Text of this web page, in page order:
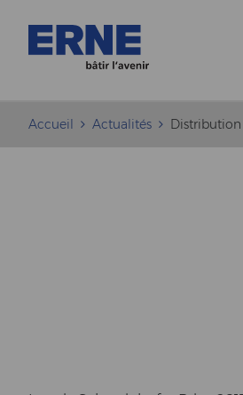
Accueil Actualités Distribution